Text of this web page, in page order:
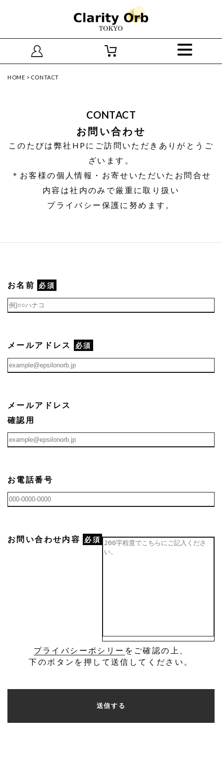
HOME > CONTACT
CONTACT
お問い合わせ
このたびは弊社HPにご訪問いただきありがとうご
ざいます。
＊お客様の個人情報・お寄せいただいたお問合せ
内容は社内のみで厳重に取り扱い
プライバシー保護に努めます。
お名前 必須
メールアドレス 必須
メールアドレス
確認用
お電話番号
お問い合わせ内容 必須
プライバシーポシリー をご確認の上、
下のボタンを押して送信してください。